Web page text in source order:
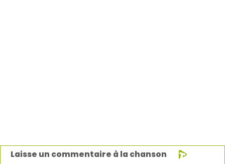
Laisse un commentaire à la chanson